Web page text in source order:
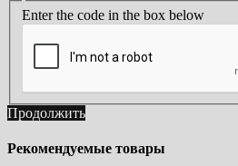
Enter the code in the box below
Продолжить
Рекомендуемые товары